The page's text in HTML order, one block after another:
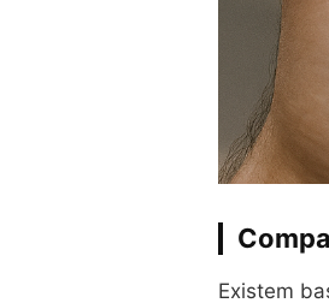
Existem